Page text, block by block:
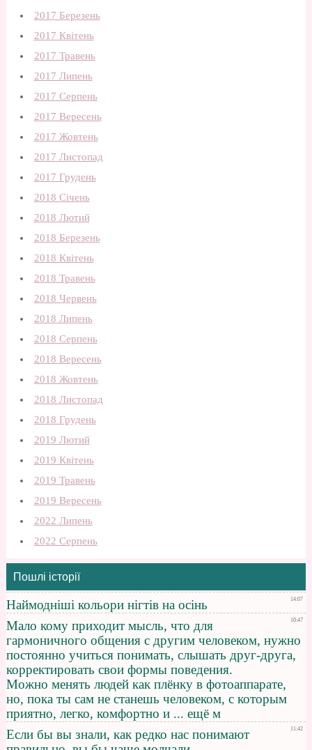
2017 Березень
2017 Квітень
2017 Травень
2017 Липень
2017 Серпень
2017 Вересень
2017 Жовтень
2017 Листопад
2017 Грудень
2018 Січень
2018 Лютий
2018 Березень
2018 Квітень
2018 Травень
2018 Червень
2018 Липень
2018 Серпень
2018 Вересень
2018 Жовтень
2018 Листопад
2018 Грудень
2019 Лютий
2019 Квітень
2019 Травень
2019 Вересень
2022 Липень
2022 Серпень
Пошлі історії